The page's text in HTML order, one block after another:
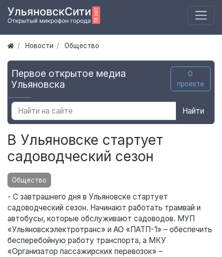
Новости Общество
Первое открытое медиа
Ульяновска
О
проекте
Найти
В Ульяновске стартует
садоводческий сезон
Общество
- С завтрашнего дня в Ульяновске стартует
садоводческий сезон. Начинают работать трамвай и
автобусы, которые обслуживают садоводов. МУП
«Ульяновскэлектротранс» и АО «ПАТП-1» – обеспечить
бесперебойную работу транспорта, а МКУ
«Организатор пассажирских перевозок» –